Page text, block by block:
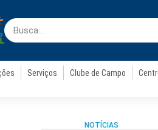
Serviços Clube de Campo
NOTÍCIAS